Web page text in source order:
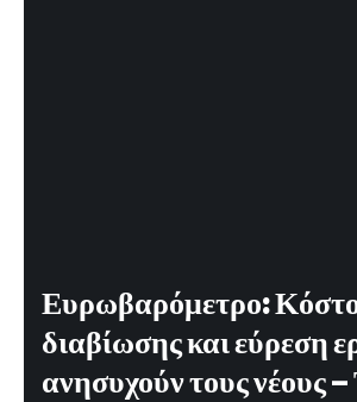
Ευρωβαρόμετρο:
διαβίωσης και εύρεση
ανησυχούν τους νέους